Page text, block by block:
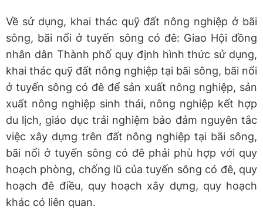
Về sử dụng, khai thác quỹ đất nông nghiệp ở bãi
sông, bãi nổi ở tuyến sông có đê: Giao Hội đồng
nhân dân Thành phố quy định hình thức sử dụng,
khai thác quỹ đất nông nghiệp tại bãi sông, bãi nổi
ở tuyến sông có đê để sản xuất nông nghiệp, sản
xuất nông nghiệp sinh thái, nông nghiệp kết hợp
du lịch, giáo dục trải nghiệm bảo đảm nguyên tắc
việc xây dựng trên đất nông nghiệp tại bãi sông,
bãi nổi ở tuyến sông có đê phải phù hợp với quy
hoạch phòng, chống lũ của tuyến sông có đê, quy
hoạch đê điều, quy hoạch xây dựng, quy hoạch
khác có liên quan.